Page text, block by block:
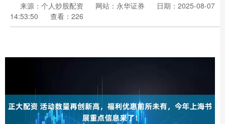
来源：个人炒股配资 网站：永华证券
日期：2025-08-07
14:53:50
查看：226